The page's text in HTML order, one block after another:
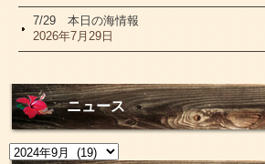
7/29 本日の海情報
2026年7月29日
ニュース
ニ